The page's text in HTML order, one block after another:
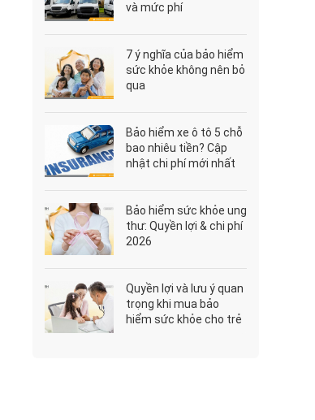
và mức phí
7 ý nghĩa của bảo hiểm
sức khỏe không nên bỏ
qua
Bảo hiểm xe ô tô 5 chỗ
bao nhiêu tiền? Cập
nhật chi phí mới nhất
Bảo hiểm sức khỏe ung
thư: Quyền lợi & chi phí
2026
Quyền lợi và lưu ý quan
trọng khi mua bảo
hiểm sức khỏe cho trẻ